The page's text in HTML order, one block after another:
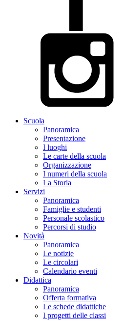
Scuola
Panoramica
Presentazione
I luoghi
Le carte della scuola
Organizzazione
I numeri della scuola
La Storia
Servizi
Panoramica
Famiglie e studenti
Personale scolastico
Percorsi di studio
Novità
Panoramica
Le notizie
Le circolari
Calendario eventi
Didattica
Panoramica
Offerta formativa
Le schede didattiche
I progetti delle classi